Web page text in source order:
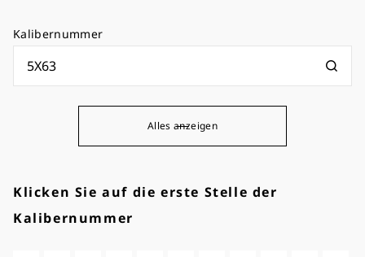
Kalibernummer
Alles anzeigen
Klicken Sie auf die erste Stelle der
Kalibernummer